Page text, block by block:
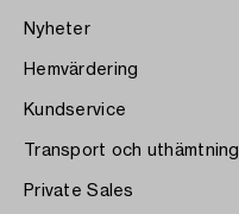
Nyheter
Hemvärdering
Kundservice
Transport och uthämtning
Private Sales